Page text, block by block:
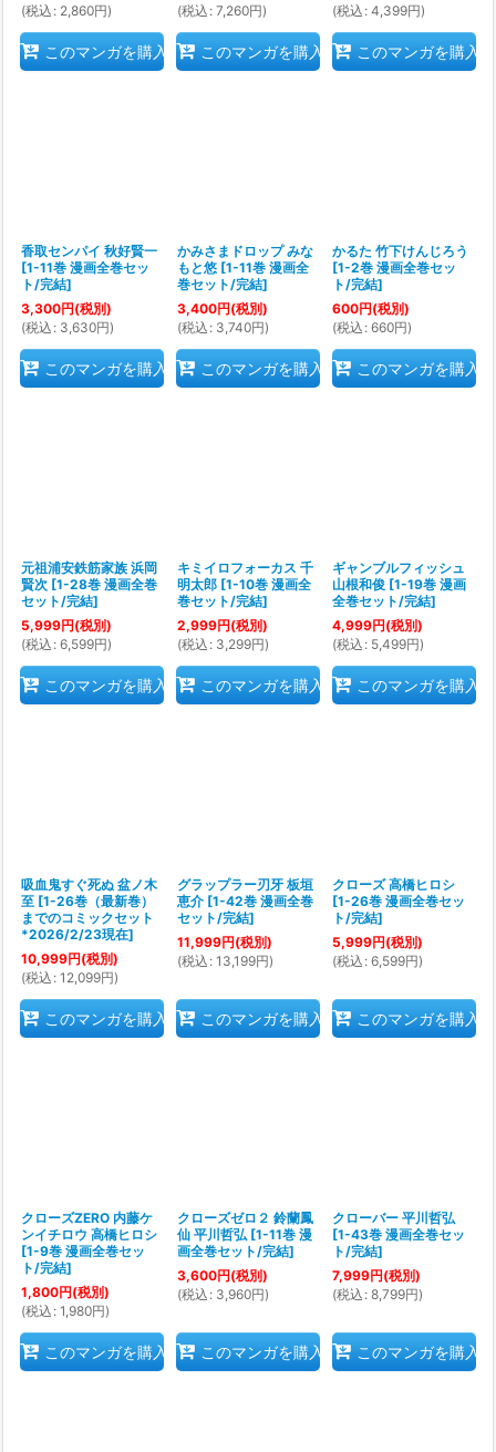
(税込 : 2,860円)
このマンガを購入
(税込 : 7,260円)
このマンガを購入
(税込 : 4,399円)
このマンガを購入
香取センパイ 秋好賢一
[1-11巻 漫画全巻セッ
ト/完結]
3,300円(税別)
(税込 : 3,630円)
このマンガを購入
かみさまドロップ みな
もと悠 [1-11巻 漫画全
巻セット/完結]
3,400円(税別)
(税込 : 3,740円)
このマンガを購入
かるた 竹下けんじろう
[1-2巻 漫画全巻セッ
ト/完結]
600円(税別)
(税込 : 660円)
このマンガを購入
元祖浦安鉄筋家族 浜岡
賢次 [1-28巻 漫画全巻
セット/完結]
5,999円(税別)
(税込 : 6,599円)
このマンガを購入
キミイロフォーカス 千
明太郎 [1-10巻 漫画全
巻セット/完結]
2,999円(税別)
(税込 : 3,299円)
このマンガを購入
ギャンブルフィッシュ
山根和俊 [1-19巻 漫画
全巻セット/完結]
4,999円(税別)
(税込 : 5,499円)
このマンガを購入
吸血鬼すぐ死ぬ 盆ノ木
至 [1-26巻（最新巻）
までのコミックセット
*2026/2/23現在]
10,999円(税別)
(税込 : 12,099円)
このマンガを購入
グラップラー刃牙 板垣
恵介 [1-42巻 漫画全巻
セット/完結]
11,999円(税別)
(税込 : 13,199円)
このマンガを購入
クローズ 高橋ヒロシ
[1-26巻 漫画全巻セッ
ト/完結]
5,999円(税別)
(税込 : 6,599円)
このマンガを購入
クローズZERO 内藤ケ
ンイチロウ 高橋ヒロシ
[1-9巻 漫画全巻セッ
ト/完結]
1,800円(税別)
(税込 : 1,980円)
このマンガを購入
クローズゼロ２ 鈴蘭鳳
仙 平川哲弘 [1-11巻 漫
画全巻セット/完結]
3,600円(税別)
(税込 : 3,960円)
このマンガを購入
クローバー 平川哲弘
[1-43巻 漫画全巻セッ
ト/完結]
7,999円(税別)
(税込 : 8,799円)
このマンガを購入